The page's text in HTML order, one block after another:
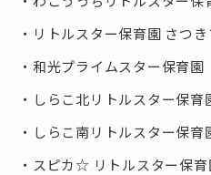
リトルスター保育園 さつ
和光プライムスター保育園
しらこ北リトルスター保育
しらこ南リトルスター保育
スピカ☆ リトルスター保育